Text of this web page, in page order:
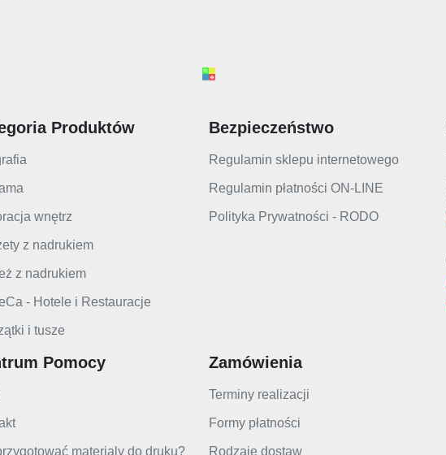
Bezpieczeństwo
Regulamin sklepu internetowego
Regulamin płatności ON-LINE
Polityka Prywatności - RODO
Zamówienia
Terminy realizacji
Formy płatności
Rodzaje dostaw
Pomocy
materialy do druku?
Produktów
wnętrz
z nadrukiem
z nadrukiem
- Hotele i Restauracje
i tusze